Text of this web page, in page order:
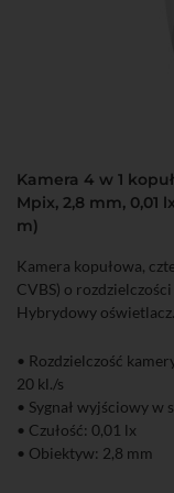
Kamera 4 w 1
Mpix, 2,8 mm, 0,01
m)
Kamera kopułowa,
CVBS) o
Hybrydowy oświetlacz.
• Rozdzielczość
20 kl./s
• Sygnał wyjściowy
• Czułość: 0,01 lx
• Obiektyw: 2,8 mm